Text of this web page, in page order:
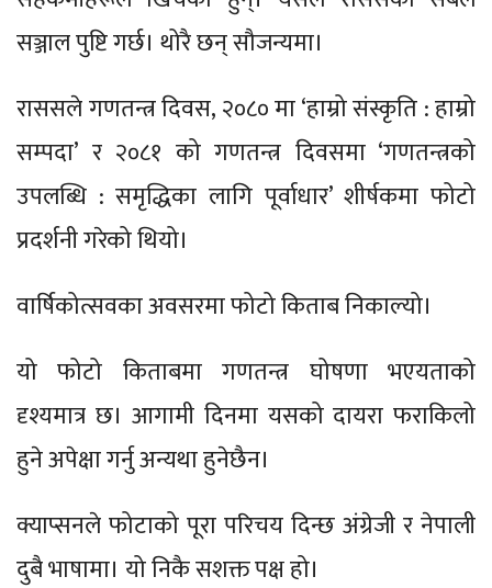
सञ्जाल पुष्टि गर्छ। थोरै छन् सौजन्यमा।
राससले गणतन्त्र दिवस, २०८० मा ‘हाम्रो संस्कृति : हाम्रो
सम्पदा’ र २०८१ को गणतन्त्र दिवसमा ‘गणतन्त्रको
उपलब्धि : समृद्धिका लागि पूर्वाधार’ शीर्षकमा फोटो
प्रदर्शनी गरेको थियो।
वार्षिकोत्सवका अवसरमा फोटो किताब निकाल्यो।
यो फोटो किताबमा गणतन्त्र घोषणा भएयताको
दृश्यमात्र छ। आगामी दिनमा यसको दायरा फराकिलो
हुने अपेक्षा गर्नु अन्यथा हुनेछैन।
क्याप्सनले फोटाको पूरा परिचय दिन्छ अंग्रेजी र नेपाली
दुबै भाषामा। यो निकै सशक्त पक्ष हो।